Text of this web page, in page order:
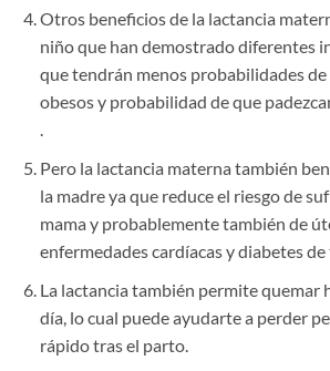
Otros beneficios de la lactancia
niño que han demostrado diferentes
que tendrán menos probabilidades de
obesos y probabilidad de que
.
Pero la lactancia materna también
la madre ya que reduce el riesgo de
mama y probablemente también de
enfermedades cardíacas y diabetes
La lactancia también permite quemar
día, lo cual puede ayudarte a perder
rápido tras el parto.